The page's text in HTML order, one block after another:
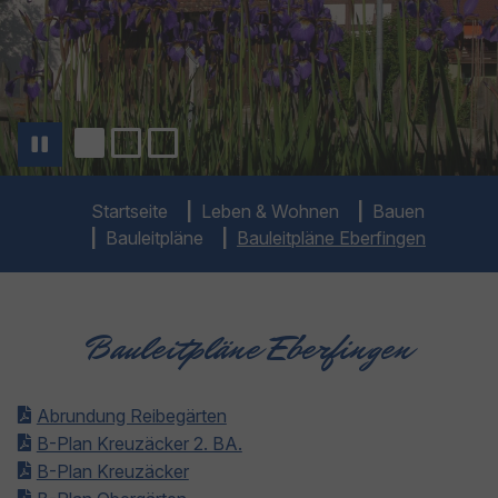
Startseite Leben & Wohnen
Bauen
Bauleitpläne
Bauleitpläne Eberfingen
Bauleitpläne Eberfingen
Abrundung Reibegärten
B-Plan Kreuzäcker 2. BA.
B-Plan Kreuzäcker